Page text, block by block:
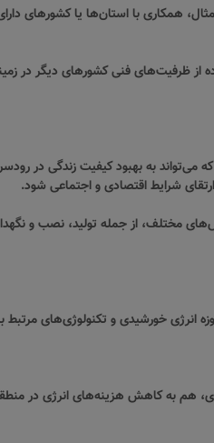
همکاری با استان‌ها یا کشورهای
از ظرفیت‌های فنی کشورهای دیگر در
می‌تواند به بهبود کیفیت زندگی
شرایط اقتصادی و اجتماعی شود.
مختلف، از جمله تولید، نصب و
خورشیدی و تکنولوژی‌های مرتبط
هم به کاهش هزینه‌های انرژی